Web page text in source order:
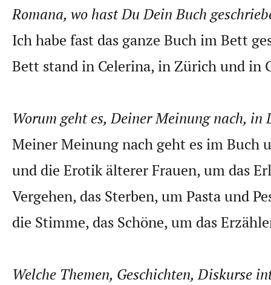
Romana, wo hast Du Dein Buch
Ich habe fast das ganze Buch im Bett
Bett stand in Celerina, in Zürich und in
Worum geht es, Deiner Meinung nach, in
Meiner Meinung nach geht es im Buch
und die Erotik älterer Frauen, um das
Vergehen, das Sterben, um Pasta und
die Stimme, das Schöne, um das
Welche Themen, Geschichten, Diskurse